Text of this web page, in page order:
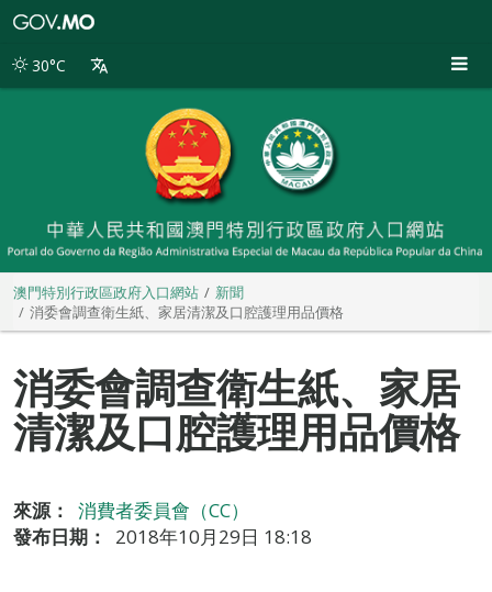
別
30°C
澳門特別行政區政府入口網站
新聞
消委會調查衛生紙、家居清潔及口腔護理用品價格
消委會調查衛生紙、家居
清潔及口腔護理用品價格
來源：
消費者委員會（CC）
發布日期：
2018年10月29日 18:18